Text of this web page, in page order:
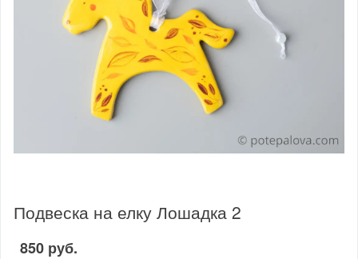
Подвеска на елку Лошадка 2
850 руб.